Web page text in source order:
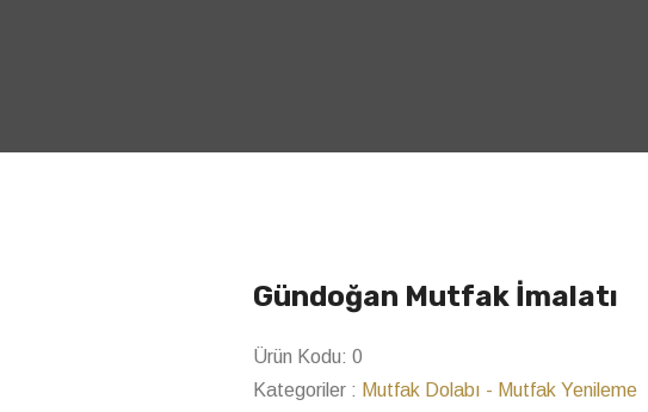
Gündoğan Mutfak İmalatı
Ürün Kodu: 0
Kategoriler : Mutfak Dolabı - Mutfak Yenileme